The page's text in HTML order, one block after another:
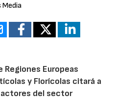
Regiones Europeas
y Florícolas citará a
del sector